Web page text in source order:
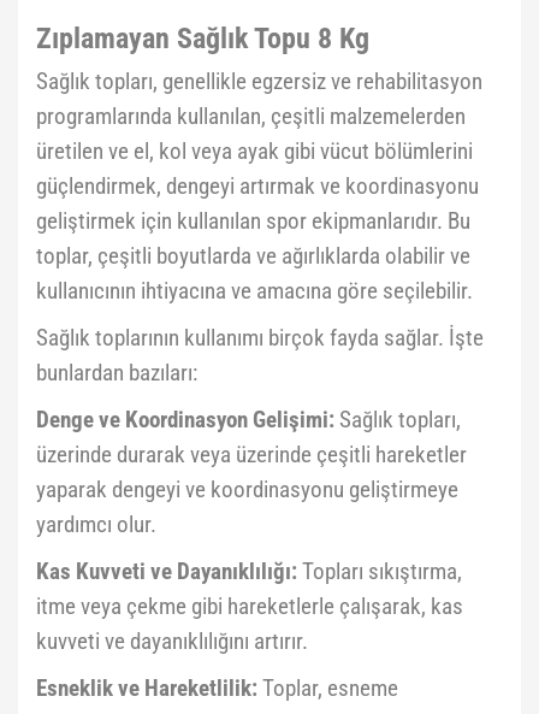
Zıplamayan Sağlık Topu 8 Kg
Sağlık topları, genellikle egzersiz ve rehabilitasyon
programlarında kullanılan, çeşitli malzemelerden
üretilen ve el, kol veya ayak gibi vücut bölümlerini
güçlendirmek, dengeyi artırmak ve koordinasyonu
geliştirmek için kullanılan spor ekipmanlarıdır. Bu
toplar, çeşitli boyutlarda ve ağırlıklarda olabilir ve
kullanıcının ihtiyacına ve amacına göre seçilebilir.
Sağlık toplarının kullanımı birçok fayda sağlar. İşte
bunlardan bazıları:
Denge ve Koordinasyon Gelişimi: Sağlık topları,
üzerinde durarak veya üzerinde çeşitli hareketler
yaparak dengeyi ve koordinasyonu geliştirmeye
yardımcı olur.
Kas Kuvveti ve Dayanıklılığı: Topları sıkıştırma,
itme veya çekme gibi hareketlerle çalışarak, kas
kuvveti ve dayanıklılığını artırır.
Esneklik ve Hareketlilik: Toplar, esneme